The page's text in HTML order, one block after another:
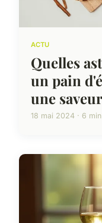
ACTU
Quelles
un pain
une
18 mai 2024 · 6 min